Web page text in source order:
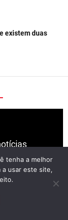
existem duas
a fornecer
os
e no
tenha a melhor
a usar este site,